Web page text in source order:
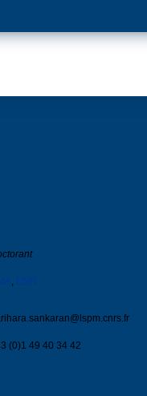
, ENR
lspm.cnrs.fr
(0)1 49 40 34 42